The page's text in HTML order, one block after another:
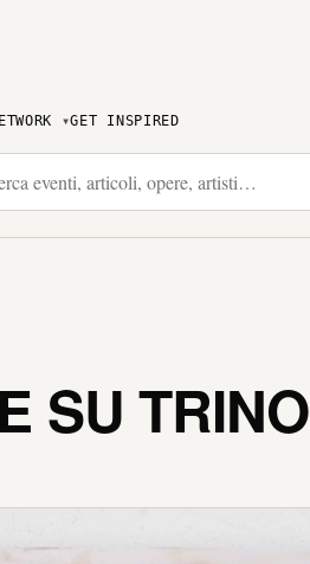
GET INSPIRED
SU TRINO